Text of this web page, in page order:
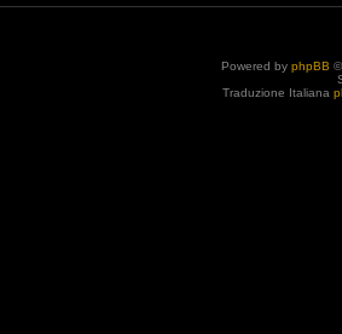
Powered by phpBB
Traduzione Italiana